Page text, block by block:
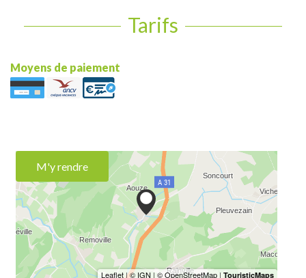
Tarifs
Moyens de paiement
M'y rendre